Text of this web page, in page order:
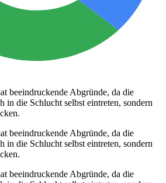
beeindruckende Abgründe, da die
in die Schlucht selbst eintreten, sondern
beeindruckende Abgründe, da die
in die Schlucht selbst eintreten, sondern
beeindruckende Abgründe, da die